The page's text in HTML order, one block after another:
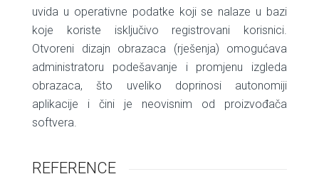
uvida u operativne podatke koji se nalaze u bazi
koje koriste isključivo registrovani korisnici.
Otvoreni dizajn obrazaca (rješenja) omogućava
administratoru podešavanje i promjenu izgleda
obrazaca, što uveliko doprinosi autonomiji
aplikacije i čini je neovisnim od proizvođača
softvera.
REFERENCE